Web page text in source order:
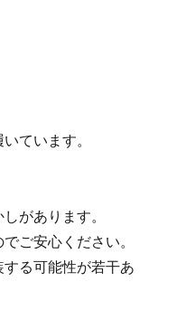
ています。
があります。
ご安心ください。
する可能性が若干あ